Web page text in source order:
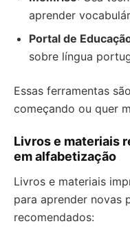
aprender
Portal de
sobre língua
Essas ferramentas
começando ou quer
Livros e materiais
em alfabetização
Livros e materiais
para aprender novas
recomendados: